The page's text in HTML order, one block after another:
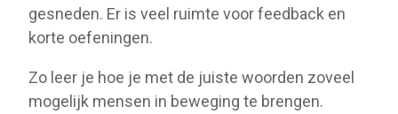
gesneden. Er is veel ruimte voor feedback en
korte oefeningen.
Zo leer je hoe je met de juiste woorden zoveel
mogelijk mensen in beweging te brengen.